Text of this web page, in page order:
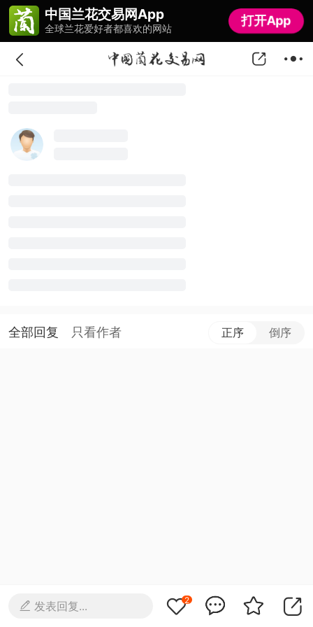
中国兰花交易网App
全球兰花爱好者都喜欢的网站
打开App
中国兰花交易网App
全球兰花爱好者都喜欢的网站
打开App
全部回复 只看作者 正序 倒序
发表回复...
2